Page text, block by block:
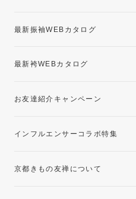
最新振袖WEBカタログ
最新袴WEBカタログ
お友達紹介キャンペーン
インフルエンサーコラボ特集
京都きもの友禅について